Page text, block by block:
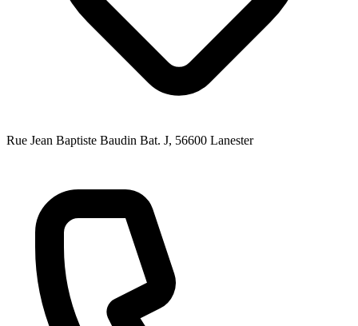
Rue Jean Baptiste Baudin Bat. J, 56600 Lanester